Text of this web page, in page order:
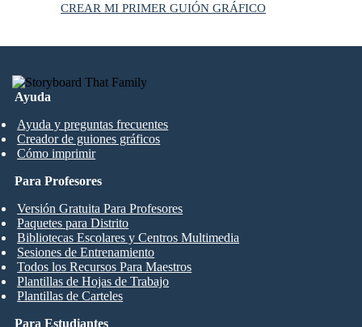
CREAR MI PRIMER GUIÓN GRÁFICO
Ayuda
Ayuda y preguntas frecuentes
Creador de guiones gráficos
Cómo imprimir
Para Estudiantes
Para Profesores
Versión Gratuita Para Profesores
Paquetes para Distrito
Bibliotecas Escolares y Centros Multimedia
Sesiones de Entrenamiento
Todos los Recursos Para Maestros
Plantillas de Hojas de Trabajo
Plantillas de Carteles